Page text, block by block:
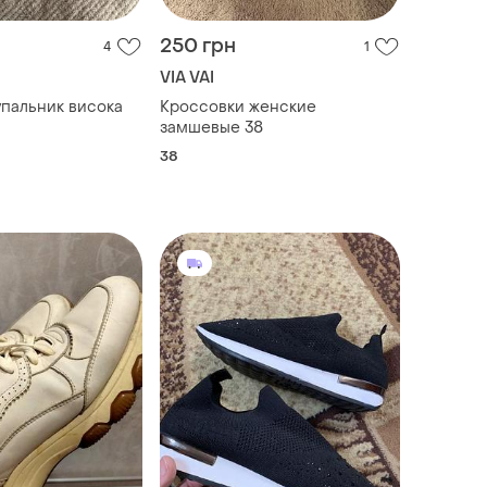
4 250 грн 1
VIA VAI
Кроссовки женские
замшевые 38
38